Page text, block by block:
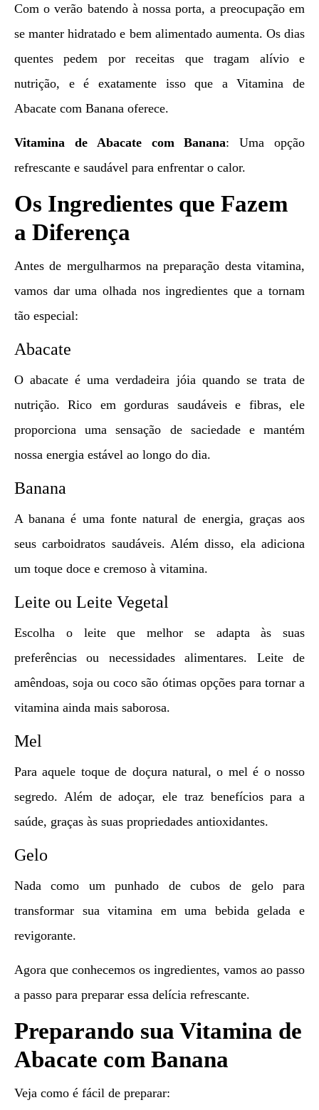
Com o verão batendo à nossa porta, a preocupação em
se manter hidratado e bem alimentado aumenta. Os dias
quentes pedem por receitas que tragam alívio e
nutrição, e é exatamente isso que a Vitamina de
Abacate com Banana oferece.
Vitamina de Abacate com Banana: Uma opção
refrescante e saudável para enfrentar o calor.
Os Ingredientes que Fazem
a Diferença
Antes de mergulharmos na preparação desta vitamina,
vamos dar uma olhada nos ingredientes que a tornam
tão especial:
Abacate
O abacate é uma verdadeira jóia quando se trata de
nutrição. Rico em gorduras saudáveis e fibras, ele
proporciona uma sensação de saciedade e mantém
nossa energia estável ao longo do dia.
Banana
A banana é uma fonte natural de energia, graças aos
seus carboidratos saudáveis. Além disso, ela adiciona
um toque doce e cremoso à vitamina.
Leite ou Leite Vegetal
Escolha o leite que melhor se adapta às suas
preferências ou necessidades alimentares. Leite de
amêndoas, soja ou coco são ótimas opções para tornar a
vitamina ainda mais saborosa.
Mel
Para aquele toque de doçura natural, o mel é o nosso
segredo. Além de adoçar, ele traz benefícios para a
saúde, graças às suas propriedades antioxidantes.
Gelo
Nada como um punhado de cubos de gelo para
transformar sua vitamina em uma bebida gelada e
revigorante.
Agora que conhecemos os ingredientes, vamos ao passo
a passo para preparar essa delícia refrescante.
Preparando sua Vitamina de
Abacate com Banana
Veja como é fácil de preparar: